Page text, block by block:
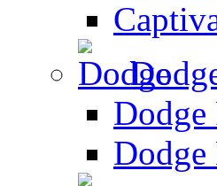
Dodge
Dodge